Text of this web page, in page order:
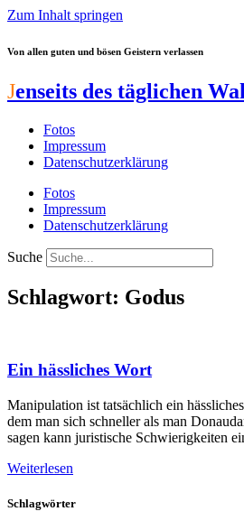
Zum Inhalt springen
Von allen guten und bösen Geistern verlassen
Jenseits des täglichen
Fotos
Impressum
Datenschutzerklärung
Fotos
Impressum
Datenschutzerklärung
Suche
Schlagwort: Godus
Ein hässliches Wort
Manipulation ist tatsächlich ein
dem man sich schneller als man
sagen kann juristische Schwierigkeiten
Weiterlesen
Schlagwörter